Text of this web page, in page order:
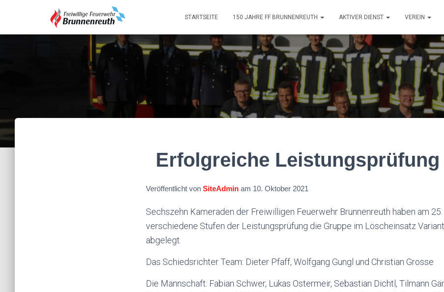
STARTSEITE 150 JAHRE FF BRUNNENREUTH AKTIVER DIENST VEREIN
Erfolgreiche Leistungsprüfung
Veröffentlicht von SiteAdmin am 10. Oktober 2021
Sechszehn Kameraden der Freiwilligen Feuerwehr Brunnenreuth haben am
verschiedene Stufen der Leistungsprüfung die Gruppe im Löscheinsatz
abgelegt.
Das Schiedsrichter Team: Dieter Pfaff, Wolfgang Gungl und Christian Grosse
Die Mannschaft: Fabian Schwer, Lukas Ostermeir, Sebastian Dichtl, Tilmann